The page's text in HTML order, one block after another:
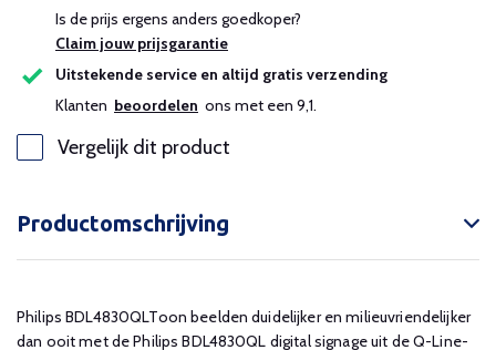
Is de prijs ergens anders goedkoper?
Claim jouw prijsgarantie
Uitstekende service en altijd gratis verzending
Klanten beoordelen ons met een 9,1.
Vergelijk dit product
Productomschrijving
Philips BDL4830QLToon beelden duidelijker en milieuvriendelijker
dan ooit met de Philips BDL4830QL digital signage uit de Q-Line-